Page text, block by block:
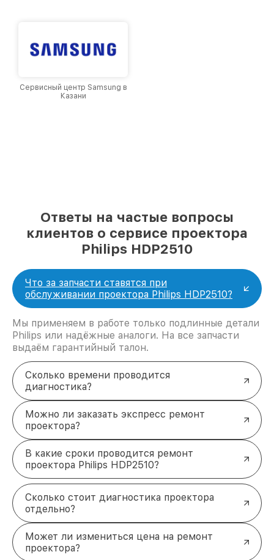
Сервисный центр Samsung в
Казани
Ответы на частые вопросы
клиентов о сервисе проектора
Philips HDP2510
Что за запчасти ставятся при
обслуживании проектора Philips HDP2510?
Мы применяем в работе только подлинные детали
Philips или надёжные аналоги. На все запчасти
выдаём гарантийный талон.
Сколько времени проводится
диагностика?
Можно ли заказать экспресс ремонт
проектора?
В какие сроки проводится ремонт
проектора Philips HDP2510?
Сколько стоит диагностика проектора
отдельно?
Может ли измениться цена на ремонт
проектора?